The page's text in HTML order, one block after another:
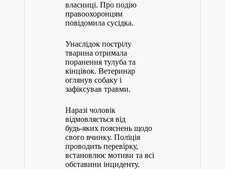
власниці. Про подію
правоохоронцям
повідомила сусідка.
Унаслідок пострілу
тварина отримала
поранення тулуба та
кінцівок. Ветеринар
оглянув собаку і
зафіксував травми.
Наразі чоловік
відмовляється від
будь‑яких пояснень щодо
свого вчинку. Поліція
проводить перевірку,
встановлює мотиви та всі
обставини інциденту.